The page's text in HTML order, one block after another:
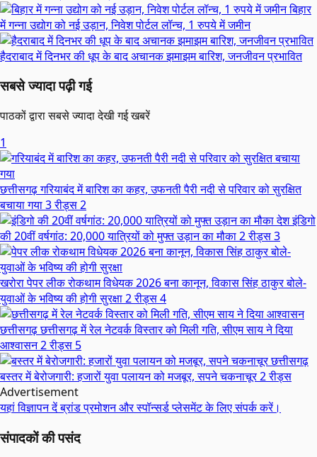
बिहार
में गन्ना उद्योग को नई उड़ान, निवेश पोर्टल लॉन्च, 1 रुपये में जमीन
हैदराबाद में दिनभर की धूप के बाद अचानक झमाझम बारिश, जनजीवन प्रभावित
सबसे ज्यादा पढ़ी गई
पाठकों द्वारा सबसे ज्यादा देखी गई खबरें
1
छत्तीसगढ़गरियाबंद में बारिश का कहर, उफनती पैरी नदी से परिवार को सुरक्षित
बचाया गया3 रीड्स2
देशइंडिगो
की 20वीं वर्षगांठ: 20,000 यात्रियों को मुफ्त उड़ान का मौका2 रीड्स3
खरोरापेपर लीक रोकथाम विधेयक 2026 बना कानून, विकास सिंह ठाकुर बोले-
युवाओं के भविष्य की होगी सुरक्षा2 रीड्स4
छत्तीसगढ़छत्तीसगढ़ में रेल नेटवर्क विस्तार को मिली गति, सीएम साय ने दिया
आश्वासन2 रीड्स 5
छत्तीसगढ़
बस्तर में बेरोजगारी: हजारों युवा पलायन को मजबूर, सपने चकनाचूर2 रीड्स
Advertisement
यहां विज्ञापन देंब्रांड प्रमोशन और स्पॉन्सर्ड प्लेसमेंट के लिए संपर्क करें।
संपादकों की पसंद